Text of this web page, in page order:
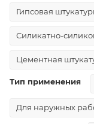
Гипсовая
Силикатно-
Цементная
Тип применения
Для наружных